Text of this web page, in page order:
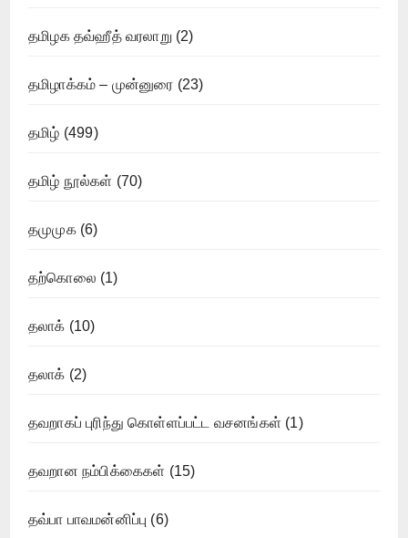
தமிழக தவ்ஹீத் வரலாறு (2)
தமிழாக்கம் – முன்னுரை (23)
தமிழ் (499)
தமிழ் நூல்கள் (70)
தமுமுக(6)
தற்கொலை (1)
தலாக் (10)
தலாக் (2)
தவறாகப் புரிந்து கொள்ளப்பட்ட வசனங்கள் (1)
தவறான நம்பிக்கைகள் (15)
தவ்பா பாவமன்னிப்பு (6)